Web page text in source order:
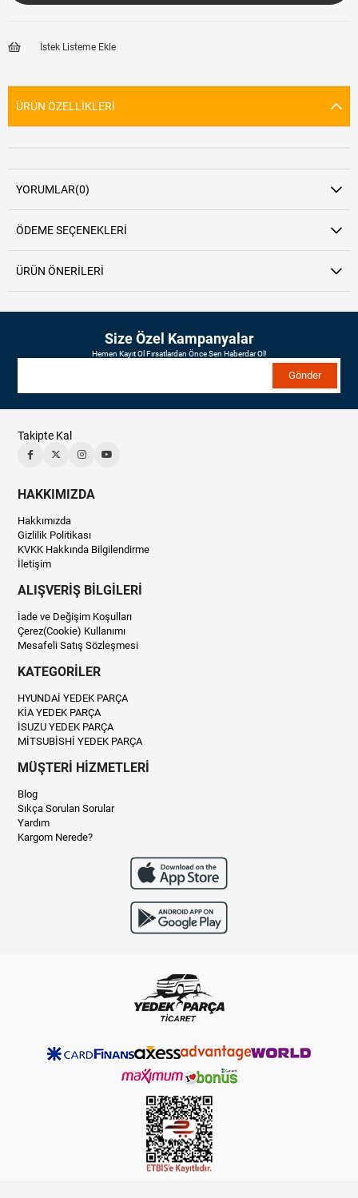
İstek Listeme Ekle
ÜRÜN ÖZELLIKLERI
YORUMLAR(0)
ÖDEME SEÇENEKLERI
ÜRÜN ÖNERILERI
Size Özel Kampanyalar
Hemen Kayıt Ol Fırsatlardan Önce Sen Haberdar Ol!
Gönder
Takipte Kal
HAKKIMIZDA
Hakkımızda
Gizlilik Politikası
KVKK Hakkında Bilgilendirme
İletişim
ALIŞVERİŞ BİLGİLERİ
İade ve Değişim Koşulları
Çerez(Cookie) Kullanımı
Mesafeli Satış Sözleşmesi
KATEGORİLER
HYUNDAİ YEDEK PARÇA
KİA YEDEK PARÇA
İSUZU YEDEK PARÇA
MİTSUBİSHİ YEDEK PARÇA
MÜŞTERİ HİZMETLERİ
Blog
Sıkça Sorulan Sorular
Yardım
Kargom Nerede?